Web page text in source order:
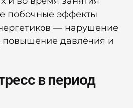
побочные эффекты
— нарушение
повышение давления и
в период